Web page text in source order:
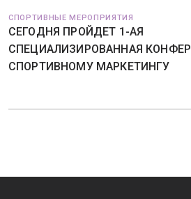
СПОРТИВНЫЕ МЕРОПРИЯТИЯ
СЕГОДНЯ ПРОЙДЕТ 1-АЯ
СПЕЦИАЛИЗИРОВАННАЯ
СПОРТИВНОМУ МАРКЕТИНГУ